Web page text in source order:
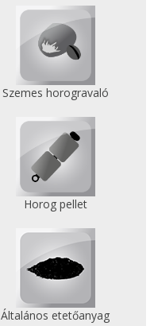
Szemes horogravaló
Horog pellet
Általános etetőanyag